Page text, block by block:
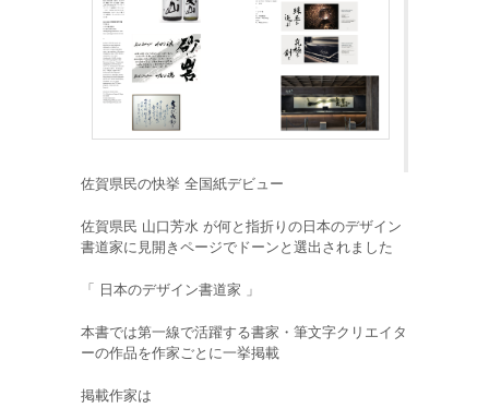
佐賀県民の快挙 全国紙デビュー
佐賀県民 山口芳水 が何と指折りの日本のデザイン
書道家に見開きページでドーンと選出されました
「 日本のデザイン書道家 」
本書では第一線で活躍する書家・筆文字クリエイタ
ーの作品を作家ごとに一挙掲載
掲載作家は